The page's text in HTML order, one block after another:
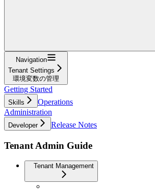
Navigation
Tenant Settings
環境変数の管理
Getting Started
Skills
Operations
Administration
Developer Release Notes
Tenant Admin Guide
Tenant Management